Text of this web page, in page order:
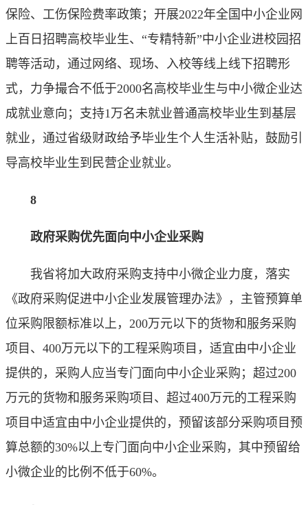
保险、工伤保险费率政策；开展2022年全国中小企业网
上百日招聘高校毕业生、“专精特新”中小企业进校园招
聘等活动，通过网络、现场、入校等线上线下招聘形
式，力争撮合不低于2000名高校毕业生与中小微企业达
成就业意向；支持1万名未就业普通高校毕业生到基层
就业，通过省级财政给予毕业生个人生活补贴，鼓励引
导高校毕业生到民营企业就业。
8
政府采购优先面向中小企业采购
我省将加大政府采购支持中小微企业力度，落实
《政府采购促进中小企业发展管理办法》，主管预算单
位采购限额标准以上，200万元以下的货物和服务采购
项目、400万元以下的工程采购项目，适宜由中小企业
提供的，采购人应当专门面向中小企业采购；超过200
万元的货物和服务采购项目、超过400万元的工程采购
项目中适宜由中小企业提供的，预留该部分采购项目预
算总额的30%以上专门面向中小企业采购，其中预留给
小微企业的比例不低于60%。